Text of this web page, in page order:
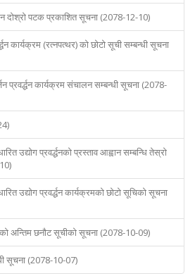
दोश्रो पटक प्रकाशित सूचना (2078-12-10)
कार्यक्रम (रत्नपत्थर) को छोटो सूची सम्बन्धी सूचना
कार्यक्रम संचालन सम्बन्धी सूचना (2078-
उद्योग प्रवर्द्धनको प्रस्ताव आह्वान सम्बन्धि तेस्रो
उद्योग प्रवर्द्धन कार्यक्रमको छोटो सूचिको सूचना
अन्तिम छनौट सूचीको सूचना (2078-10-09)
सूचना (2078-10-07)